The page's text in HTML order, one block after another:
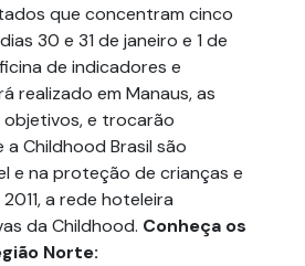
que concentram cinco
30 e 31 de janeiro e 1 de
de indicadores e
realizado em Manaus, as
e trocarão
Childhood Brasil são
e na proteção de crianças e
a rede hoteleira
da Childhood. Conheça os
Norte: